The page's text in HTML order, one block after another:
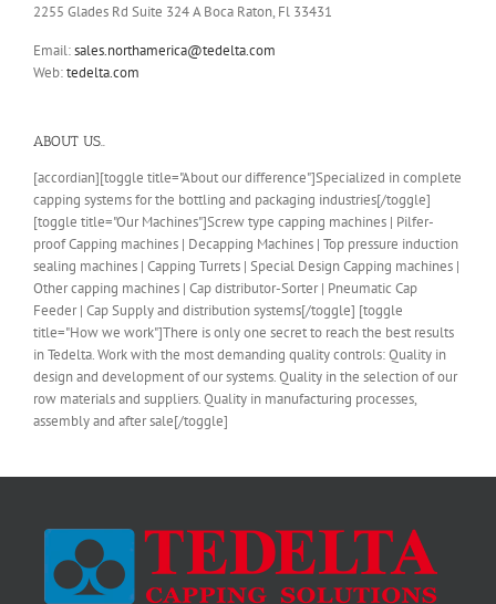
2255 Glades Rd Suite 324 A Boca Raton, Fl 33431
Email:sales.northamerica@tedelta.com
Web:tedelta.com
ABOUT US..
[accordian][toggle title="About our difference"]Specialized in complete
capping systems for the bottling and packaging industries[/toggle]
[toggle title="Our Machines"]Screw type capping machines | Pilfer-
proof Capping machines | Decapping Machines | Top pressure induction
sealing machines | Capping Turrets | Special Design Capping machines |
Other capping machines | Cap distributor-Sorter | Pneumatic Cap
Feeder | Cap Supply and distribution systems[/toggle] [toggle
title="How we work"]There is only one secret to reach the best results
in Tedelta. Work with the most demanding quality controls: Quality in
design and development of our systems. Quality in the selection of our
row materials and suppliers. Quality in manufacturing processes,
assembly and after sale[/toggle]